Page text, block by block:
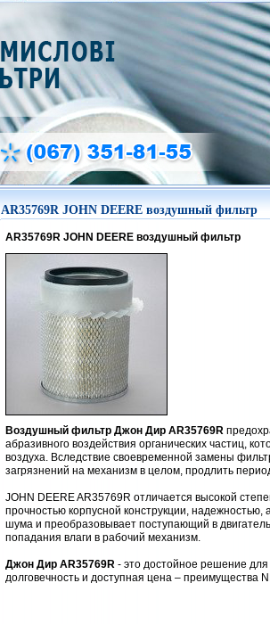
AR35769R JOHN DEERE воздушный фильтр
AR35769R JOHN DEERE воздушный фильтр
Воздушный фильтр Джон Дир AR35769R
абразивного воздействия органических частиц,
воздуха. Вследствие своевременной замены
загрязнений на механизм в целом, продлить
JOHN DEERE AR35769R отличается высокой
прочностью корпусной конструкции,
шума и преобразовывает поступающий в
попадания влаги в рабочий механизм.
Джон Дир AR35769R - это достойное решение
долговечность и доступная цена – преимущества